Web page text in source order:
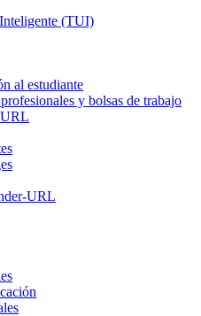
(TUI)
al estudiante
y bolsas de trabajo
URL